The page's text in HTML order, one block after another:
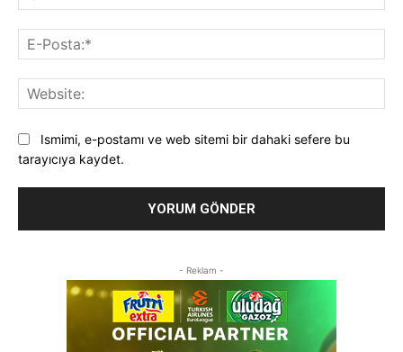
Ismimi, e-postamı ve web sitemi bir dahaki sefere bu
tarayıcıya kaydet.
- Reklam -